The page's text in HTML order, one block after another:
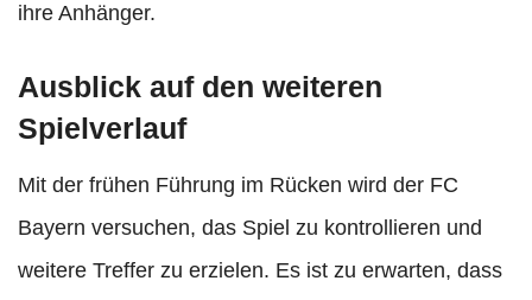
ihre Anhänger.
Ausblick auf den weiteren
Spielverlauf
Mit der frühen Führung im Rücken wird der FC
Bayern versuchen, das Spiel zu kontrollieren und
weitere Treffer zu erzielen. Es ist zu erwarten, dass